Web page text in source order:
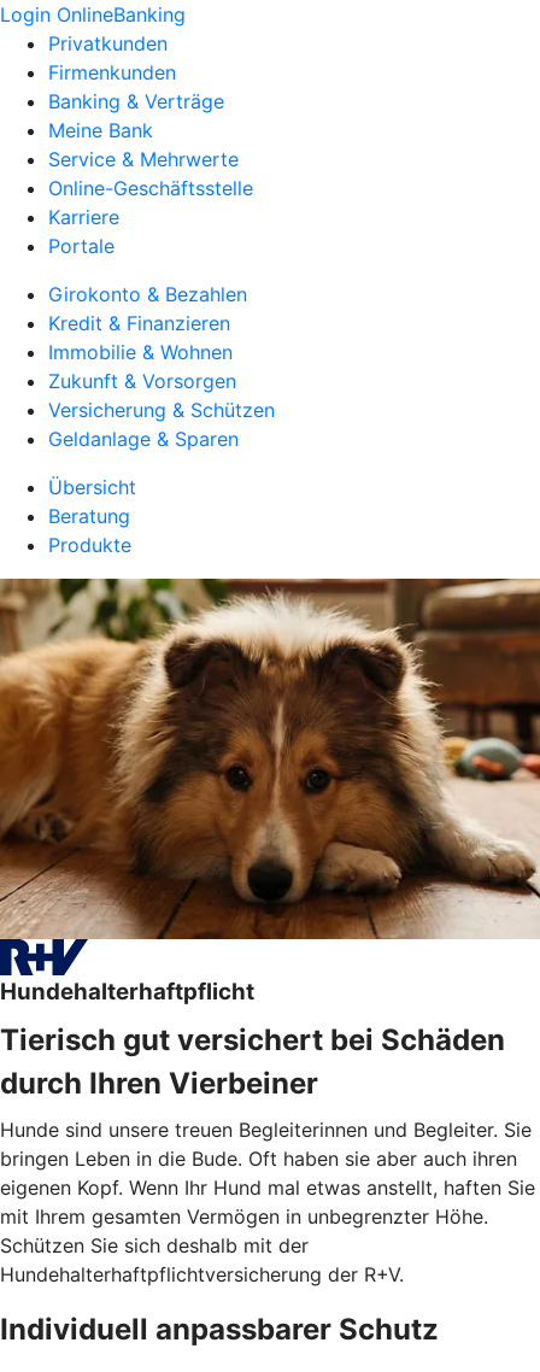
Login OnlineBanking
Privatkunden
Firmenkunden
Banking & Verträge
Meine Bank
Service & Mehrwerte
Online-Geschäftsstelle
Karriere
Portale
Girokonto & Bezahlen
Kredit & Finanzieren
Immobilie & Wohnen
Zukunft & Vorsorgen
Versicherung & Schützen
Geldanlage & Sparen
Übersicht
Beratung
Produkte
Hundehalterhaftpflicht
Tierisch gut versichert bei Schäden
durch Ihren Vierbeiner
Hunde sind unsere treuen Begleiterinnen und Begleiter. Sie
bringen Leben in die Bude. Oft haben sie aber auch ihren
eigenen Kopf. Wenn Ihr Hund mal etwas anstellt, haften Sie
mit Ihrem gesamten Vermögen in unbegrenzter Höhe.
Schützen Sie sich deshalb mit der
Hundehalterhaftpflichtversicherung der R+V.
Individuell anpassbarer Schutz